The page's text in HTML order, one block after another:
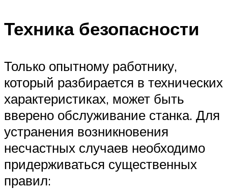
Техника безопасности
Только опытному работнику,
который разбирается в технических
характеристиках, может быть
вверено обслуживание станка. Для
устранения возникновения
несчастных случаев необходимо
придерживаться существенных
правил: